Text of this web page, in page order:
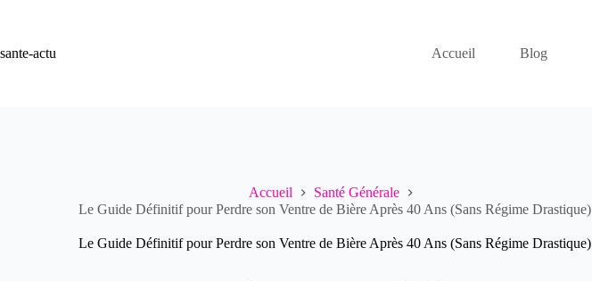
sante-actu
Accueil Blog
Accueil
Santé Générale
Le Guide Définitif pour Perdre son Ventre de Bière Après 40 Ans (Sans Régime Drastique)
Le Guide Définitif pour Perdre son Ventre de Bière Après 40 Ans (Sans Régime Drastique)